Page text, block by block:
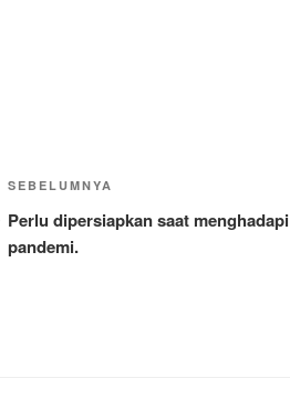
Navigasi
pos
Pos
Sebelumnya
SEBELUMNYA
Perlu dipersiapkan saat menghadapi
pandemi.